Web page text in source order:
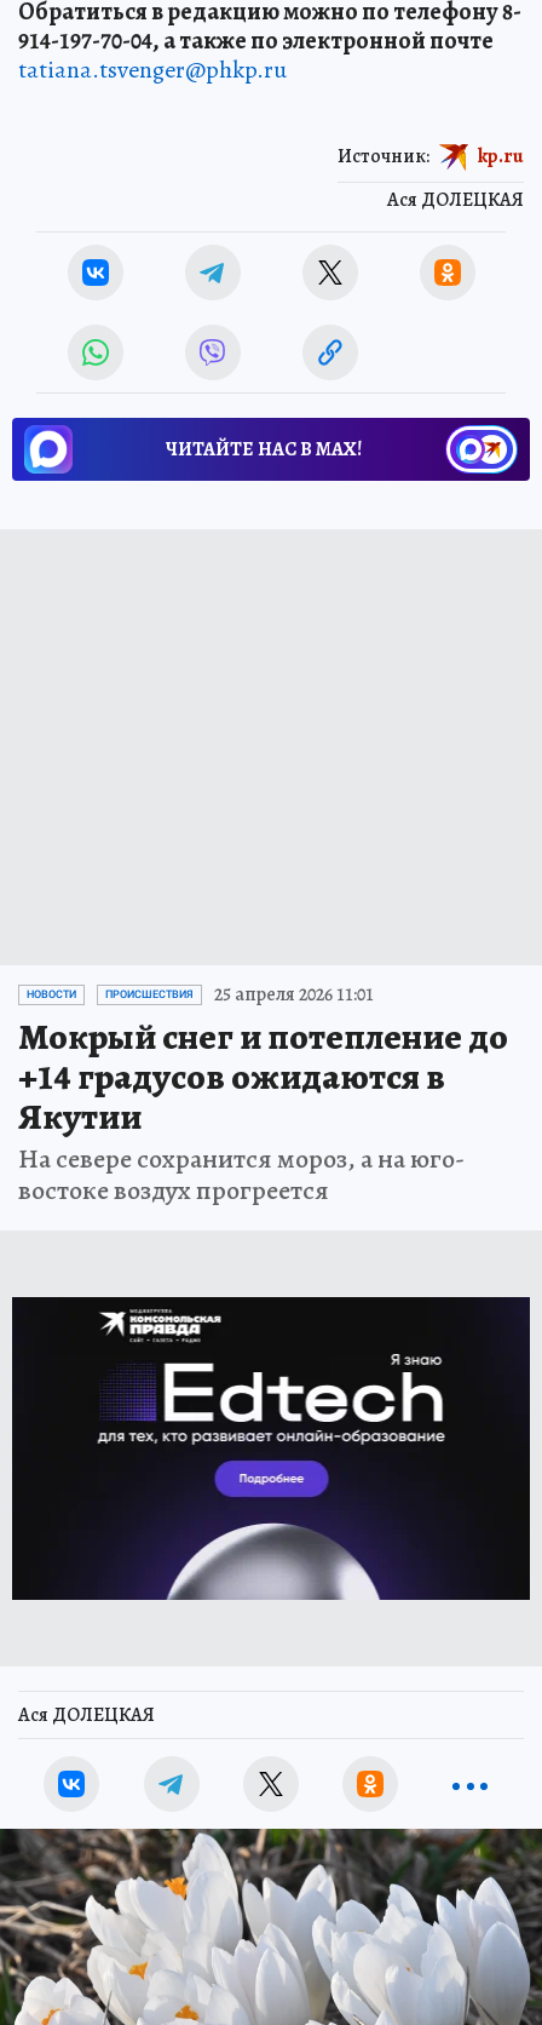
Обратиться в редакцию можно по телефону 8-
914-197-70-04, а также по электронной почте
tatiana.tsvenger@phkp.ru
Ася ДОЛЕЦКАЯ
Источник: kp.ru
ЧИТАЙТЕ НАС В МАХ!
НОВОСТИ ПРОИСШЕСТВИЯ 25 апреля 2026 11:01
Мокрый снег и потепление до
+14 градусов ожидаются в
Якутии
На севере сохранится мороз, а на юго-
востоке воздух прогреется
Ася ДОЛЕЦКАЯ